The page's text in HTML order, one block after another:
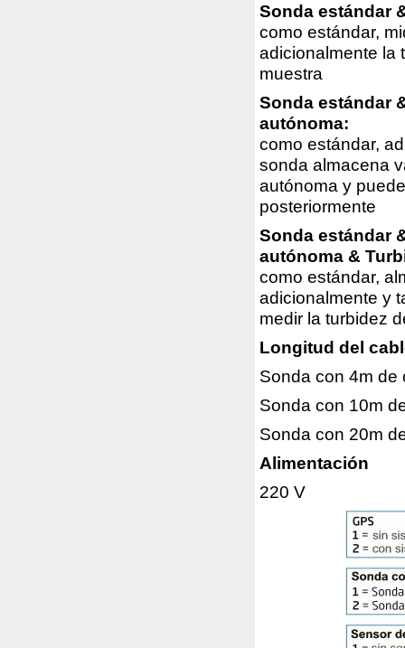
Sonda estándar
como estándar,
adicionalmente la
muestra
Sonda estándar
autónoma:
como estándar,
sonda almacena
autónoma y
posteriormente
Sonda estándar
autónoma &
como estándar,
adicionalmente y
medir la turbidez
Longitud del
Sonda con 4m de
Sonda con 10m
Sonda con 20m
Alimentación
220 V